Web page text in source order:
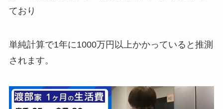
ており
単純計算で1年に1000万円以上かかっていると推測
されます。